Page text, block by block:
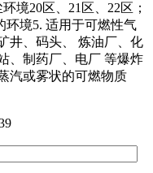
境20区、21区、22区；
境5. 适用于可燃性气
井、码头、 炼油厂、化
、制药厂、电厂 等爆炸
汽或雾状的可燃物质